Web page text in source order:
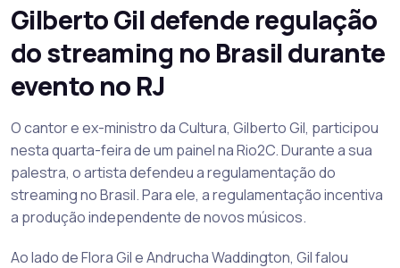
Gilberto Gil defende regulação
do streaming no Brasil durante
evento no RJ
O cantor e ex-ministro da Cultura, Gilberto Gil, participou
nesta quarta-feira de um painel na Rio2C. Durante a sua
palestra, o artista defendeu a regulamentação do
streaming no Brasil. Para ele, a regulamentação incentiva
a produção independente de novos músicos.
Ao lado de Flora Gil e Andrucha Waddington, Gil falou